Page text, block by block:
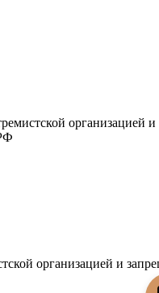
организацией и
организацией и